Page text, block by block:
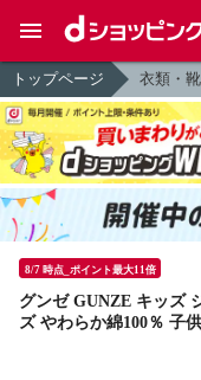
トップページ 衣類・
8/7 時点_ポイント最大11倍
グンゼ GUNZE キッズ
ズ やわらか綿100％ 子